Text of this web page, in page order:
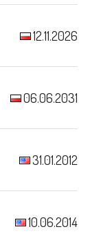
12.11.2026
06.06.2031
31.01.2012
10.06.2014